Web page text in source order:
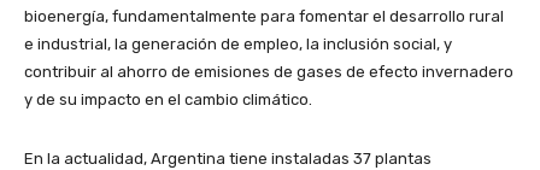
bioenergía, fundamentalmente para fomentar el desarrollo rural
e industrial, la generación de empleo, la inclusión social, y
contribuir al ahorro de emisiones de gases de efecto invernadero
y de su impacto en el cambio climático.
En la actualidad, Argentina tiene instaladas 37 plantas